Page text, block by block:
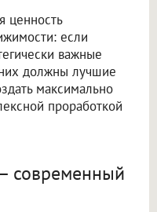
ценность
если
важные
должны лучшие
максимально
проработкой
современный